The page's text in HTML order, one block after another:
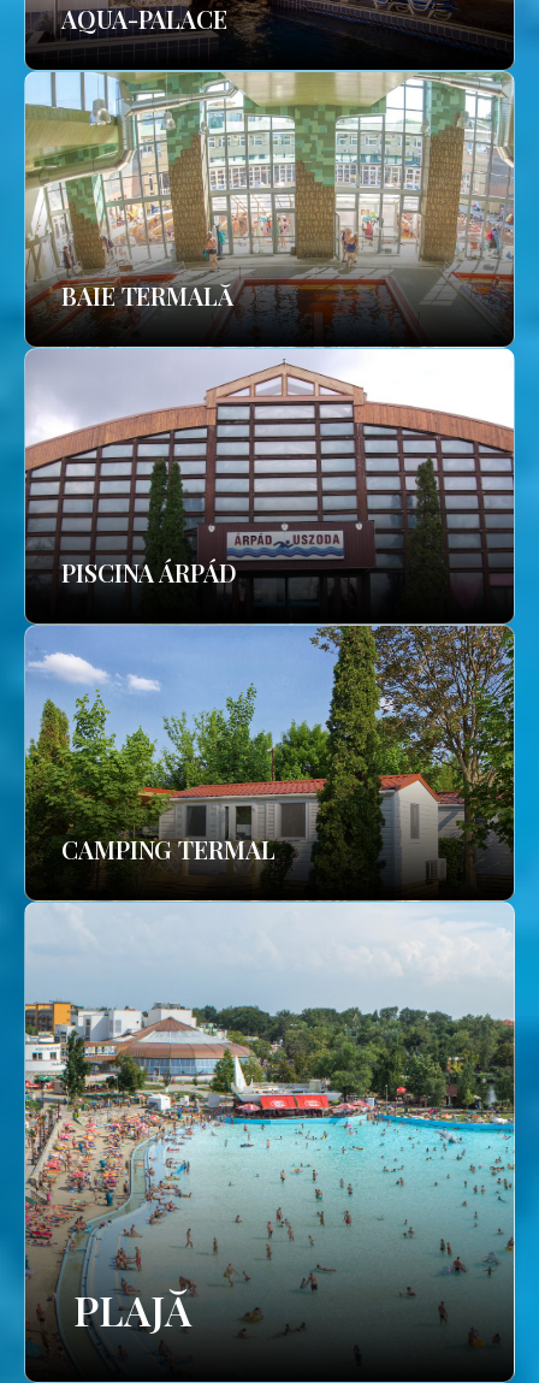
AQUA-PALACE
BAIE TERMALĂ
PISCINA ÁRPÁD
CAMPING TERMAL
PLAJĂ